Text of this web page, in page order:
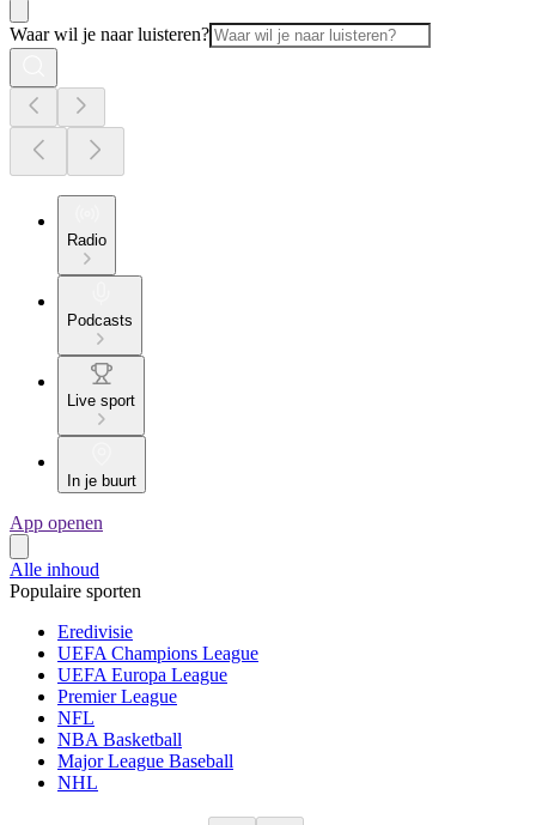
Waar wil je naar luisteren?
Radio
Podcasts
Live sport
In je buurt
App openen
Alle inhoud
Populaire sporten
Eredivisie
UEFA Champions League
UEFA Europa League
Premier League
NFL
NBA Basketball
Major League Baseball
NHL